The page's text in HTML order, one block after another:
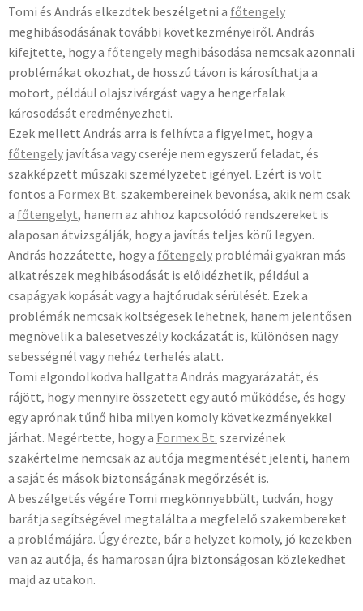
Tomi és András elkezdtek beszélgetni a főtengely
meghibásodásának további következményeiről. András
kifejtette, hogy a főtengely meghibásodása nemcsak azonnali
problémákat okozhat, de hosszú távon is károsíthatja a
motort, például olajszivárgást vagy a hengerfalak
károsodását eredményezheti.
Ezek mellett András arra is felhívta a figyelmet, hogy a
főtengely javítása vagy cseréje nem egyszerű feladat, és
szakképzett műszaki személyzetet igényel. Ezért is volt
fontos a Formex Bt. szakembereinek bevonása, akik nem csak
a főtengelyt, hanem az ahhoz kapcsolódó rendszereket is
alaposan átvizsgálják, hogy a javítás teljes körű legyen.
András hozzátette, hogy a főtengely problémái gyakran más
alkatrészek meghibásodását is előidézhetik, például a
csapágyak kopását vagy a hajtórudak sérülését. Ezek a
problémák nemcsak költségesek lehetnek, hanem jelentősen
megnövelik a balesetveszély kockázatát is, különösen nagy
sebességnél vagy nehéz terhelés alatt.
Tomi elgondolkodva hallgatta András magyarázatát, és
rájött, hogy mennyire összetett egy autó működése, és hogy
egy aprónak tűnő hiba milyen komoly következményekkel
járhat. Megértette, hogy a Formex Bt. szervizének
szakértelme nemcsak az autója megmentését jelenti, hanem
a saját és mások biztonságának megőrzését is.
A beszélgetés végére Tomi megkönnyebbült, tudván, hogy
barátja segítségével megtalálta a megfelelő szakembereket
a problémájára. Úgy érezte, bár a helyzet komoly, jó kezekben
van az autója, és hamarosan újra biztonságosan közlekedhet
majd az utakon.